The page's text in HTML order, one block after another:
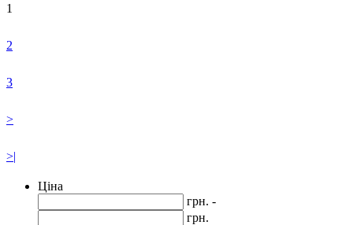
1
2
3
>
>|
Ціна
грн. -
грн.